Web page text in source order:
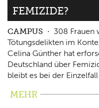
FEMIZIDE?
CAMPUS
308 Frauen
Tötungsdelikten im
Celina Günther hat
Deutschland über
bleibt es bei der
MEHR